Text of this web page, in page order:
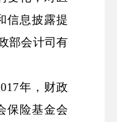
信息披露提
部会计司有
年，财政
保险基金会